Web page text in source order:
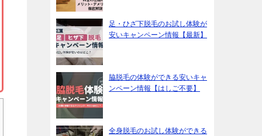
足・ひざ下脱毛のお試し体験が
安いキャンペーン情報【最新】
脇脱毛の体験ができる安いキャ
ンペーン情報【はしご不要】
全身脱毛のお試し体験ができる